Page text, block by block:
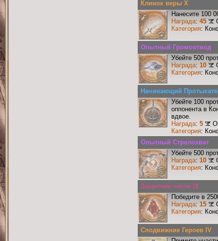
Клинок веры X
Нанесите 100
Награда: 45
Категория:
Опытный Громоотвод
Убейте 500
Награда: 10
Категория:
Начинающий
Убейте 100
оппонента в
вдвое.
Награда: 5
Категория:
Опытный Стрелохват
Убейте 500
Награда: 10
Категория:
Защитник чести IX
Победите в
Награда: 15
Категория:
Сподвижник Героев IV